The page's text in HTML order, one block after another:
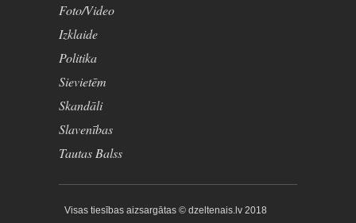
Foto/Video
Izklaide
Politika
Sievietēm
Skandāli
Slavenības
Tautas Balss
Visas tiesības aizsargātas © dzeltenais.lv 2018